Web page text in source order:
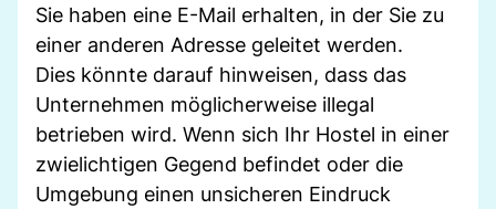
Sie haben eine E-Mail erhalten, in der Sie zu
einer anderen Adresse geleitet werden.
Dies könnte darauf hinweisen, dass das
Unternehmen möglicherweise illegal
betrieben wird. Wenn sich Ihr Hostel in einer
zwielichtigen Gegend befindet oder die
Umgebung einen unsicheren Eindruck